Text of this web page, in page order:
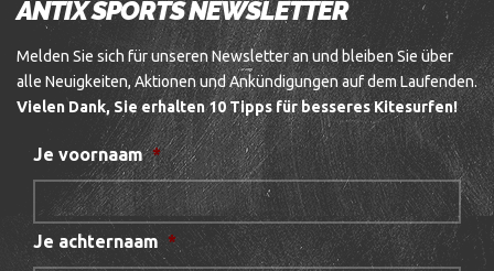
ANTIX SPORTS NEWSLETTER
Melden Sie sich für unseren Newsletter an und bleiben Sie über
alle Neuigkeiten, Aktionen und Ankündigungen auf dem Laufenden.
Vielen Dank, Sie erhalten 10 Tipps für besseres Kitesurfen!
Je voornaam *
Je achternaam *